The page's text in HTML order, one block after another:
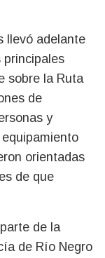
llevó adelante
principales
sobre la Ruta
de
y
orientadas
de que
de la
de Río Negro